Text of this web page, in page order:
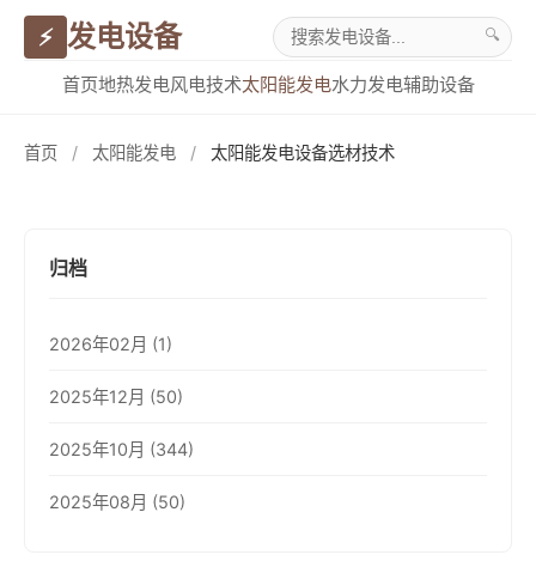
⚡ 发电设备
首页地热发电风电技术太阳能发电水力发电辅助设备
🔍
首页 / 太阳能发电 / 太阳能发电设备选材技术
归档
2026年02月 (1)
2025年12月 (50)
2025年10月 (344)
2025年08月 (50)